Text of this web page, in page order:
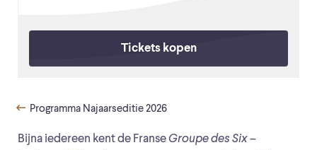
Bijna iedereen kent de Franse Groupe des Six–
Tickets kopen
Programma Najaarseditie 2026